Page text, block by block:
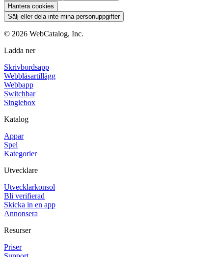
Hantera cookies
Sälj eller dela inte mina personuppgifter
© 2026 WebCatalog, Inc.
Ladda ner
Skrivbordsapp
Webbläsartillägg
Webbapp
Switchbar
Singlebox
Katalog
Appar
Spel
Kategorier
Utvecklare
Utvecklarkonsol
Bli verifierad
Skicka in en app
Annonsera
Resurser
Priser